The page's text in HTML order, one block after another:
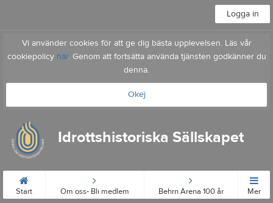
Logga in
Vi använder cookies för att ge dig bästa upplevelsen. Läs vår
cookiepolicy här. Genom att fortsätta använda tjänsten godkänner du
denna.
Okej
Idrottshistoriska Sällskapet
Start Om oss- Bli medlem Behrn Arena 100 år Mer